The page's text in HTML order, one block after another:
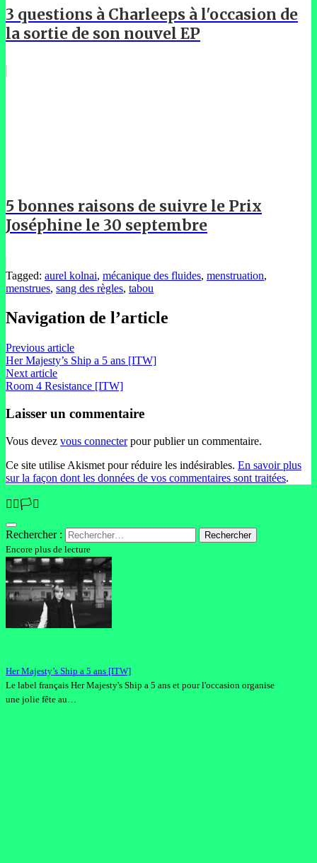
3 questions à Charleeps à l'occasion de
la sortie de son nouvel EP
5 bonnes raisons de suivre le Prix
Joséphine le 30 septembre
Tagged: aurel kolnai, mécanique des fluides, menstruation,
menstrues, sang des règles, tabou
Navigation de l’article
Previous article
Her Majesty’s Ship a 5 ans [ITW]
Next article
Room 4 Resistance [ITW]
Laisser un commentaire
Vous devez vous connecterpour publier un commentaire.
Ce site utilise Akismet pour réduire les indésirables. En savoir plus
sur la façon dont les données de vos commentaires sont traitées.
🏳️‍🌈🏳️‍⚧️
Rechercher :
Encore plus de lecture
Her Majesty’s Ship a 5 ans [ITW]
Le label français Her Majesty's Ship a 5 ans et pour l'occasion organise
une jolie fête au…